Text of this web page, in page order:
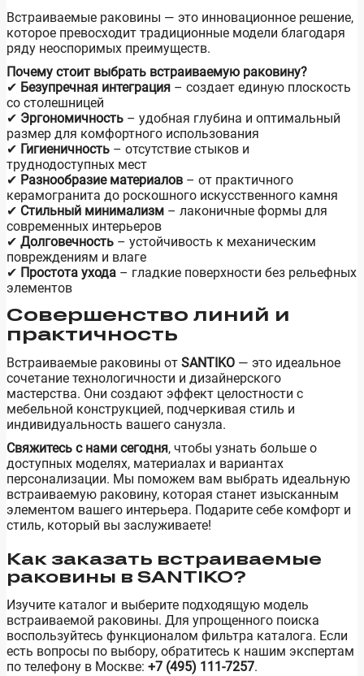
Встраиваемые раковины — это инновационное решение,
которое превосходит традиционные модели благодаря
ряду неоспоримых преимуществ.
Почему стоит выбрать встраиваемую раковину?
✔ Безупречная интеграция – создает единую плоскость
со столешницей
✔ Эргономичность – удобная глубина и оптимальный
размер для комфортного использования
✔ Гигиеничность – отсутствие стыков и
труднодоступных мест
✔ Разнообразие материалов – от практичного
керамогранита до роскошного искусственного камня
✔ Стильный минимализм – лаконичные формы для
современных интерьеров
✔ Долговечность – устойчивость к механическим
повреждениям и влаге
✔ Простота ухода – гладкие поверхности без рельефных
элементов
Совершенство линий и
практичность
Встраиваемые раковины от SANTIKO — это идеальное
сочетание технологичности и дизайнерского
мастерства. Они создают эффект целостности с
мебельной конструкцией, подчеркивая стиль и
индивидуальность вашего санузла.
Свяжитесь с нами сегодня, чтобы узнать больше о
доступных моделях, материалах и вариантах
персонализации. Мы поможем вам выбрать идеальную
встраиваемую раковину, которая станет изысканным
элементом вашего интерьера. Подарите себе комфорт и
стиль, который вы заслуживаете!
Как заказать встраиваемые
раковины в SANTIKO?
Изучите каталог и выберите подходящую модель
встраиваемой раковины. Для упрощенного поиска
воспользуйтесь функционалом фильтра каталога. Если
есть вопросы по выбору, обратитесь к нашим экспертам
по телефону в Москве: +7 (495) 111-7257.